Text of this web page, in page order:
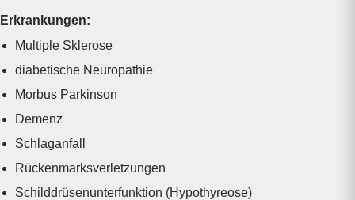
Erkrankungen:
Multiple Sklerose
diabetische Neuropathie
Morbus Parkinson
Demenz
Schlaganfall
Rückenmarks­verletzungen
Schilddrüsen­unterfunktion (Hypothyreose)